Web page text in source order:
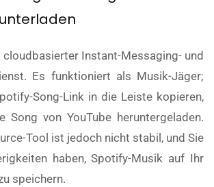
Instant-Messaging- und
Es funktioniert als Musik-Jäger;
Song-Link in die Leiste kopieren,
Song von YouTube heruntergeladen.
Tool ist jedoch nicht stabil, und Sie
haben, Spotify-Musik auf Ihr
speichern.